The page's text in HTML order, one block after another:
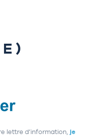
lettre d’information, je